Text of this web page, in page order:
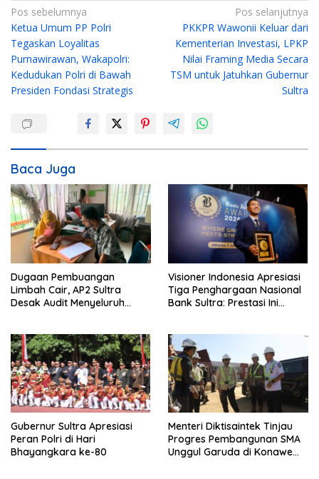
N
a
v
i
g
i
p
o
s
Pos sebelumnya
Ketua Umum PP Polri
Tegaskan Loyalitas
Purnawirawan, Wakapolri:
Kedudukan Polri di Bawah
Presiden Fondasi Strategis
Pos selanjutnya
PKKPR Wawonii Keluar dari
Kementerian Investasi, LPKP
Nilai Framing Media Secara
TSM untuk Jatuhkan Gubernur
Sultra
Baca Juga
Dugaan Pembuangan
Limbah Cair, AP2 Sultra
Desak Audit Menyeluruh
Hukum
Visioner Indonesia Apresiasi
Tiga Penghargaan Nasional
Bank Sultra: Prestasi Ini
Andri Permana
Gubernur Sultra Apresiasi
Peran Polri di Hari
Bhayangkara ke-80
Menteri Diktisaintek Tinjau
Progres Pembangunan SMA
Unggul Garuda di Konawe